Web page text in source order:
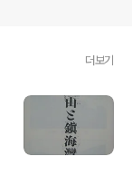
더보기